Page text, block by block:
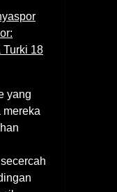
18
yang
mereka